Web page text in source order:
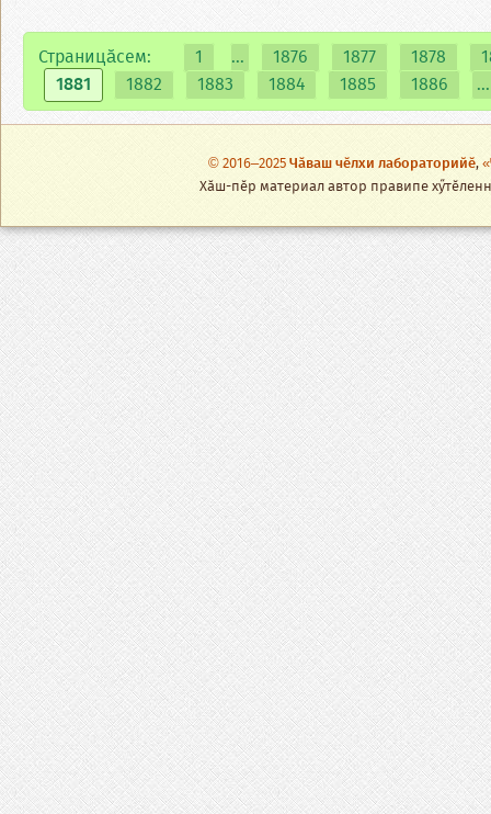
Страницăсем: 1 ... 1876 1877 1878
1881
1882 1883 1884 1885 1886
© 2016–2025Чӑваш чӗлхи лабораторийӗ,
Хӑш-пӗр материал автор правипе